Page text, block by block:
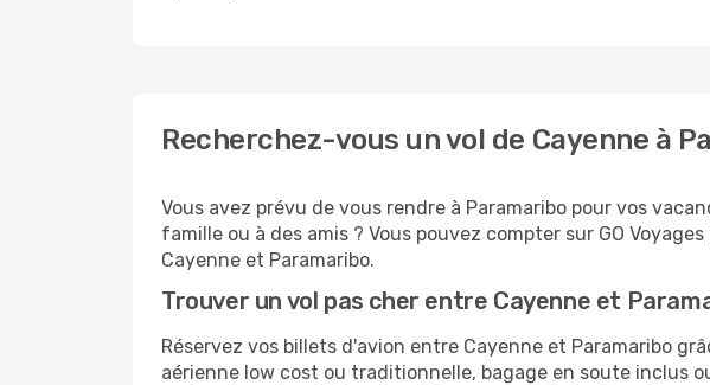
Recherchez-vous un vol de Cayenne à
Vous avez prévu de vous rendre à Paramaribo pour vos
famille ou à des amis ? Vous pouvez compter sur GO
Cayenne et Paramaribo.
Trouver un vol pas cher entre Cayenne et
Réservez vos billets d'avion entre Cayenne et Paramaribo
aérienne low cost ou traditionnelle, bagage en soute inclus